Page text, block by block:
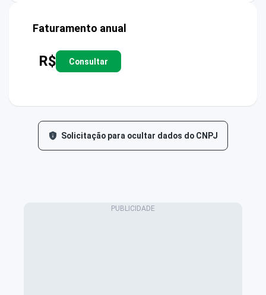
Faturamento anual
R$ Consultar
Solicitação para ocultar dados do CNPJ